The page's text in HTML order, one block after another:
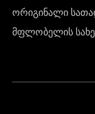
ორიგინალი
მფლობელის